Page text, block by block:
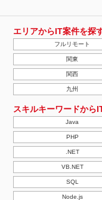
エリアからIT案件を探
フルリモート
関東
関西
九州
スキルキーワードから
Java
PHP
.NET
VB.NET
SQL
Node.js